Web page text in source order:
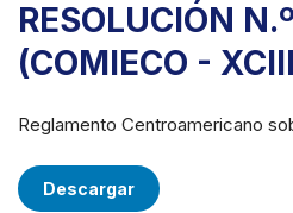
RESOLUCIÓN
(COMIECO -
Reglamento Centroamericano
Descargar